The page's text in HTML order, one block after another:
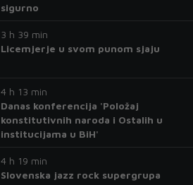
sigurno
3 h 39 min
Licemjerje u svom punom sjaju
4 h 13 min
Danas konferencija 'Položaj
konstitutivnih naroda i Ostalih u
institucijama u BiH'
4 h 19 min
Slovenska jazz rock supergrupa